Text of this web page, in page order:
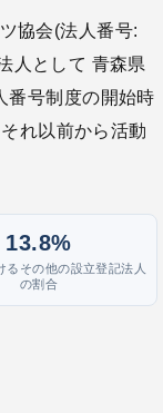
協会(法人番号:
人として 青森県
番号制度の開始時
れ以前から活動
13.8%
るその他の設立登記法人
の割合